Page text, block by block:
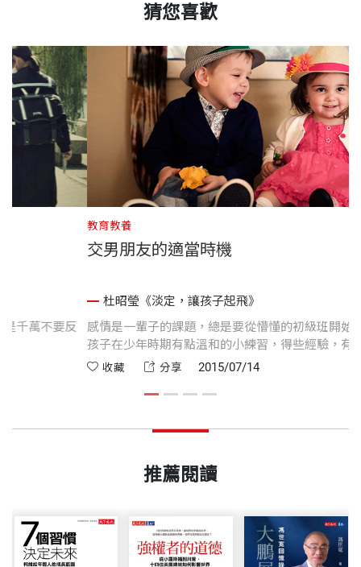
猜您喜歡
母雖然不能置身事外，但是千萬不要反
交男朋友的適當時
杜昭瑩《淡定，讓孩
感情是一輩子的課題，總
孩子在少年時期有點溫和
不至於在真正成年時，橫
收藏
推薦閱讀